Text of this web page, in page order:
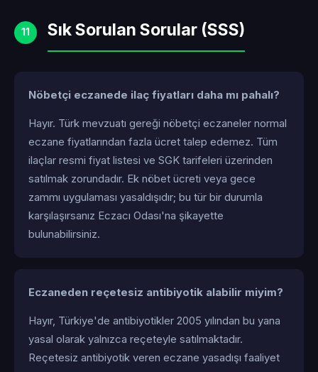
11 Sık Sorulan Sorular (SSS)
Nöbetçi eczanede ilaç fiyatları daha mı pahalı?
Hayır. Türk mevzuatı gereği nöbetçi eczaneler normal
eczane fiyatlarından fazla ücret talep edemez. Tüm
ilaçlar resmi fiyat listesi ve SGK tarifeleri üzerinden
satılmak zorundadır. Ek nöbet ücreti veya gece
zammı uygulaması yasaldışıdır; bu tür bir durumla
karşılaşırsanız Eczacı Odası'na şikayette
bulunabilirsiniz.
Eczaneden reçetesiz antibiyotik alabilir miyim?
Hayır, Türkiye'de antibiyotikler 2005 yılından bu yana
yasal olarak yalnızca reçeteyle satılmaktadır.
Reçetesiz antibiyotik veren eczane yasadışı faaliyet